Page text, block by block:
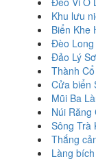
Khu lưu
Biển Khe
Đèo Long
Đảo Lý
Thành
Cửa biển
Mũi Ba
Núi Răng
Sông Trà
Thắng
Làng